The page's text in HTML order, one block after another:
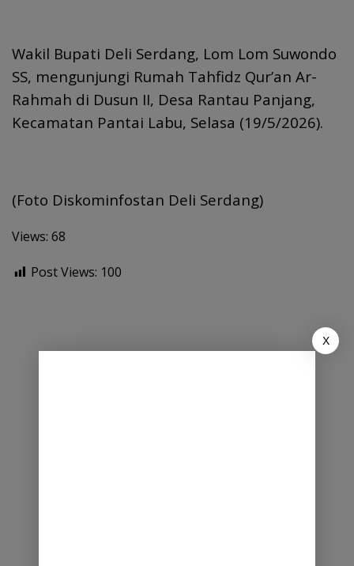
Wakil Bupati Deli Serdang, Lom Lom Suwondo
SS, mengunjungi Rumah Tahfidz Qur’an Ar-
Rahmah di Dusun II, Desa Rantau Panjang,
Kecamatan Pantai Labu, Selasa (19/5/2026).
(Foto Diskominfostan Deli Serdang)
Views: 68
Post Views: 100
X